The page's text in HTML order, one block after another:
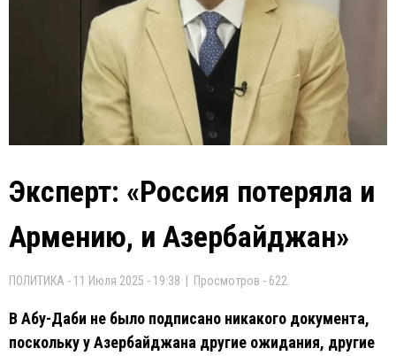
Эксперт: «Россия потеряла и
Армению, и Азербайджан»
ПОЛИТИКА - 11 Июля 2025 - 19:38 | Просмотров - 622
В Абу-Даби не было подписано никакого документа,
поскольку у Азербайджана другие ожидания, другие